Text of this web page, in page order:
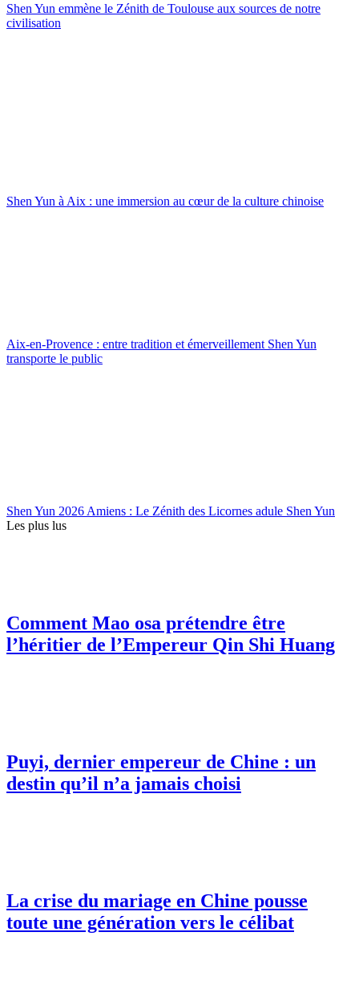
Shen Yun emmène le Zénith de Toulouse aux sources de notre
civilisation
Shen Yun à Aix : une immersion au cœur de la culture chinoise
Aix-en-Provence : entre tradition et émerveillement Shen Yun
transporte le public
Shen Yun 2026 Amiens : Le Zénith des Licornes adule Shen Yun
Les plus lus
Comment Mao osa prétendre être
l’héritier de l’Empereur Qin Shi Huang
Puyi, dernier empereur de Chine : un
destin qu’il n’a jamais choisi
La crise du mariage en Chine pousse
toute une génération vers le célibat